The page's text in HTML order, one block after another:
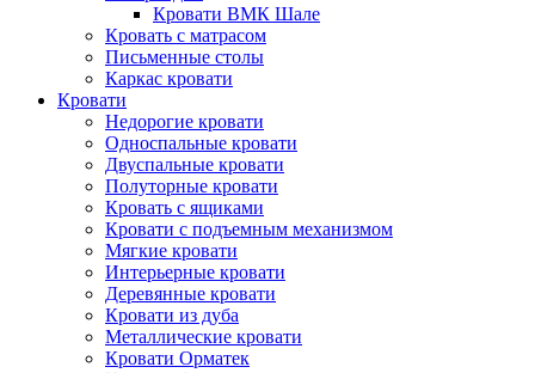
Кровати ВМК Шале
Кровать с матрасом
Письменные столы
Каркас кровати
Кровати
Недорогие кровати
Односпальные кровати
Двуспальные кровати
Полуторные кровати
Кровать с ящиками
Кровати с подъемным механизмом
Мягкие кровати
Интерьерные кровати
Деревянные кровати
Кровати из дуба
Металлические кровати
Кровати Орматек